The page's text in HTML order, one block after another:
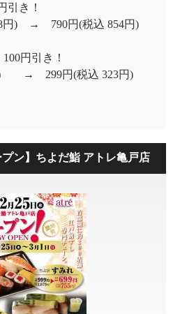
き！
円) → 790円(税込 854円)
円引き！
) → 299円(税込 323円)
プン】ちよだ鮨 アトレ亀戸店